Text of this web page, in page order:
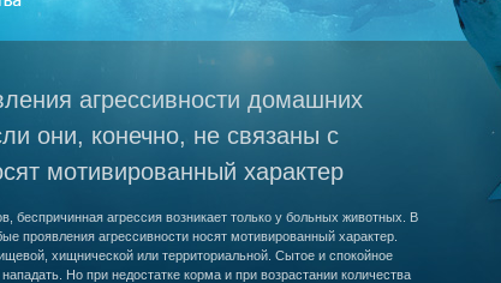
агрессивности домашних
они, конечно, не связаны с
мотивированный характер
беспричинная агрессия возникает только у больных животных. В
проявления агрессивности носят мотивированный характер.
хищнической или территориальной. Сытое и спокойное
Но при недостатке корма и при возрастании количества